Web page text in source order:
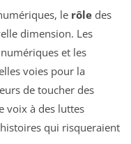
le rôle des
dimension. Les
et les
voies pour la
de toucher des
voix à des luttes
qui risqueraient